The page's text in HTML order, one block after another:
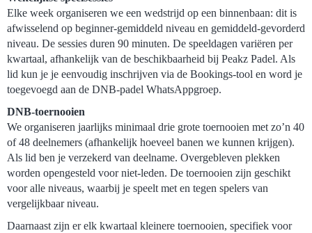
Elke week organiseren we een wedstrijd op een binnenbaan: dit is
afwisselend op beginner-gemiddeld niveau en gemiddeld-gevorderd
niveau. De sessies duren 90 minuten. De speeldagen variëren per
kwartaal, afhankelijk van de beschikbaarheid bij Peakz Padel. Als
lid kun je je eenvoudig inschrijven via de Bookings-tool en word je
toegevoegd aan de DNB-padel WhatsAppgroep.
DNB-toernooien
We organiseren jaarlijks minimaal drie grote toernooien met zo’n 40
of 48 deelnemers (afhankelijk hoeveel banen we kunnen krijgen).
Als lid ben je verzekerd van deelname. Overgebleven plekken
worden opengesteld voor niet-leden. De toernooien zijn geschikt
voor alle niveaus, waarbij je speelt met en tegen spelers van
vergelijkbaar niveau.
Daarnaast zijn er elk kwartaal kleinere toernooien, specifiek voor